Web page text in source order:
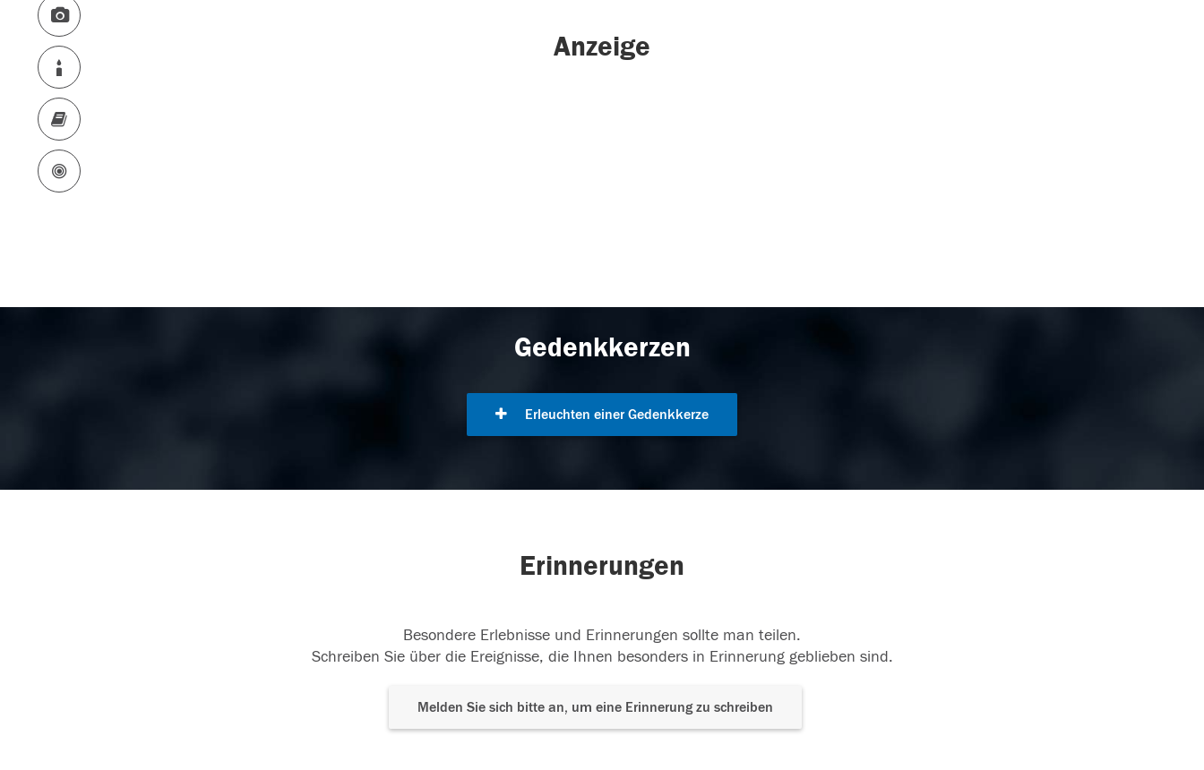
Anzeige
Gedenkkerzen
Erleuchten einer Gedenkkerze
Erinnerungen
Besondere Erlebnisse und Erinnerungen sollte man teilen.
Schreiben Sie über die Ereignisse, die Ihnen besonders in Erinnerung geblieben sind.
Melden Sie sich bitte an, um eine Erinnerung zu schreiben